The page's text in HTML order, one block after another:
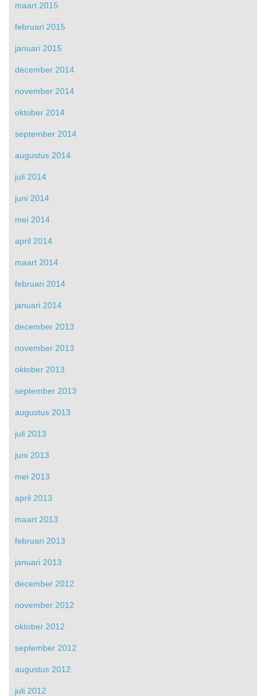
maart 2015
februari 2015
januari 2015
december 2014
november 2014
oktober 2014
september 2014
augustus 2014
juli 2014
juni 2014
mei 2014
april 2014
maart 2014
februari 2014
januari 2014
december 2013
november 2013
oktober 2013
september 2013
augustus 2013
juli 2013
juni 2013
mei 2013
april 2013
maart 2013
februari 2013
januari 2013
december 2012
november 2012
oktober 2012
september 2012
augustus 2012
juli 2012